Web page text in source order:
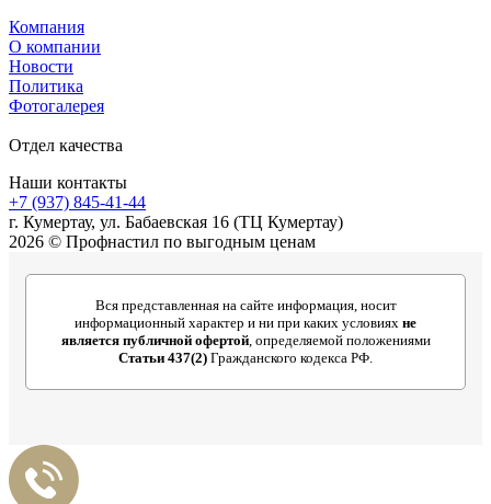
Компания
О компании
Новости
Политика
Фотогалерея
Отдел качества
Наши контакты
+7 (937) 845-41-44
г. Кумертау, ул. Бабаевская 16 (ТЦ Кумертау)
2026 © Профнастил по выгодным ценам
Вся представленная на сайте информация, носит
информационный характер и ни при каких условиях не
является публичной офертой, определяемой положениями
Статьи 437(2) Гражданского кодекса РФ.